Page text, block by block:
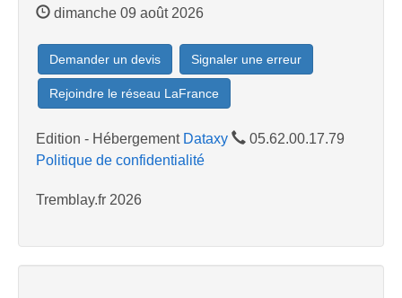
dimanche 09 août 2026
Demander un devis Signaler une erreur
Rejoindre le réseau LaFrance
Edition - Hébergement Dataxy
05.62.00.17.79
Politique de confidentialité
Tremblay.fr 2026